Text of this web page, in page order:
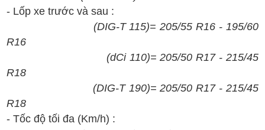
- Lốp xe trước và sau :
(DIG-T 115)=205/55 R16 - 195/60
R16
(dCi 110)= 205/50 R17 - 215/45
R18
(DIG-T 190)=205/50 R17 - 215/45
R18
- Tốcđộ tốiđa (Km/h) :